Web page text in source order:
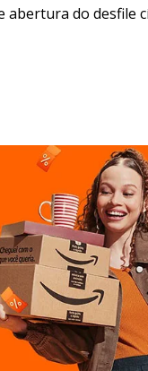
abertura do desfile